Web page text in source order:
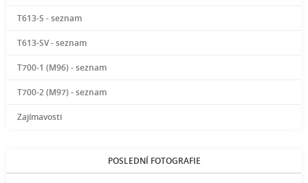
T613-S - seznam
T613-SV - seznam
T700-1 (M96) - seznam
T700-2 (M97) - seznam
Zajímavosti
POSLEDNÍ FOTOGRAFIE